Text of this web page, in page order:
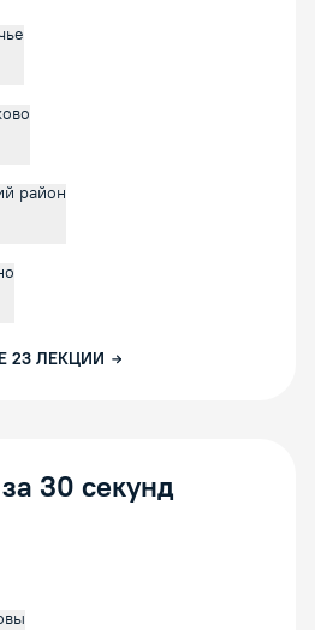
район
23 ЛЕКЦИИ
30 секунд